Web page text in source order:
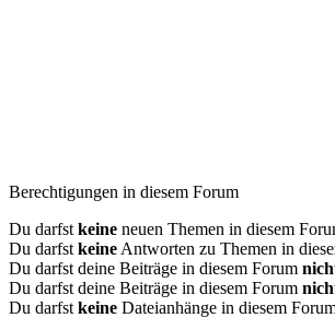
Berechtigungen in diesem Forum
Du darfst keine neuen Themen in diesem
Du darfst keine Antworten zu Themen in
Du darfst deine Beiträge in diesem Forum
Du darfst deine Beiträge in diesem Forum
Du darfst keine Dateianhänge in diesem